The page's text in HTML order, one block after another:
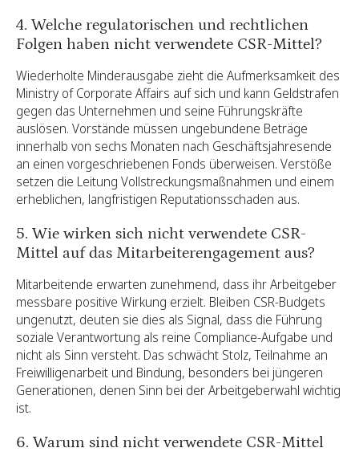
4. Welche regulatorischen und rechtlichen
Folgen haben nicht verwendete CSR-Mittel?
Wiederholte Minderausgabe zieht die Aufmerksamkeit des
Ministry of Corporate Affairs auf sich und kann Geldstrafen
gegen das Unternehmen und seine Führungskräfte
auslösen. Vorstände müssen ungebundene Beträge
innerhalb von sechs Monaten nach Geschäftsjahresende
an einen vorgeschriebenen Fonds überweisen. Verstöße
setzen die Leitung Vollstreckungsmaßnahmen und einem
erheblichen, langfristigen Reputationsschaden aus.
5. Wie wirken sich nicht verwendete CSR-
Mittel auf das Mitarbeiterengagement aus?
Mitarbeitende erwarten zunehmend, dass ihr Arbeitgeber
messbare positive Wirkung erzielt. Bleiben CSR-Budgets
ungenutzt, deuten sie dies als Signal, dass die Führung
soziale Verantwortung als reine Compliance-Aufgabe und
nicht als Sinn versteht. Das schwächt Stolz, Teilnahme an
Freiwilligenarbeit und Bindung, besonders bei jüngeren
Generationen, denen Sinn bei der Arbeitgeberwahl wichtig
ist.
6. Warum sind nicht verwendete CSR-Mittel